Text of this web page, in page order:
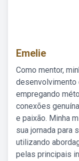
Emelie
Como mentor,
desenvolvimento
empregando
conexões
e paixão. Minha
sua jornada para
utilizando
pelas principais